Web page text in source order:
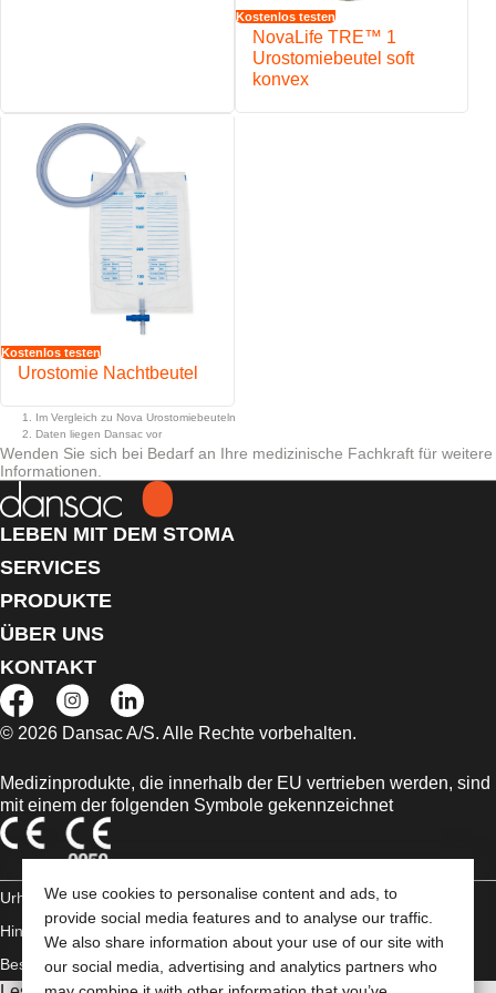
We use cookies to personalise content and ads, to
provide social media features and to analyse our traffic.
We also share information about your use of our site with
our social media, advertising and analytics partners who
Das EasiView™ Sichtfenster unterstützt eine einfache Beobachtung
Ausbeulen des Beutels
Die Rücklaufsperre reduziert den Rückfluss von Urin aus dem
Beutel zum Stoma
Ein verbesserter Auslass mit Tropfenanzeige und
Durchflusskontrollfunktion. Entwickelt, um sicher, effektiv und
einfach in der Anwendung zu sein
Klick-Verbindung für eine einfache Verbindung an den Nachtbeutel
Die zwei Diskretionspunkte des NovaLife Urostomiebeutels sorgen
für ein optisch schlankeres Profi im oberen Bereich des Beutels - für
mehr Diskretion und Komfort
Kostenlos testen
NovaLife TRE™ 1
Urostomiebeutel soft
konvex
Kostenlos testen
Urostomie Nachtbeutel
Im Vergleich zu Nova Urostomiebeuteln
Daten liegen Dansac vor
Wenden Sie sich bei Bedarf an Ihre medizinische Fachkraft für weitere
Informationen.
LEBEN MIT DEM STOMA
SERVICES
PRODUKTE
ÜBER UNS
KONTAKT
© 2026 Dansac A/S. Alle Rechte vorbehalten.
Medizinprodukte, die innerhalb der EU vertrieben werden, sind
mit einem der folgenden Symbole gekennzeichnet
Urheberrechts-
Hinweis/Nutzungsbedingungen
Datenschutz-
Bestimmungen Umgang mit Cookies